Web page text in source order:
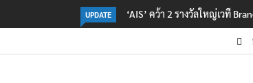
UPDATE ‘AIS’ คว้า 2 รางวัลใหญ่เวที